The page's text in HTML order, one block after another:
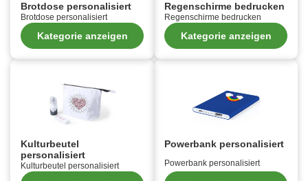
Brotdose personalisiert
Brotdose personalisiert
Kategorie anzeigen
Regenschirme bedrucken
Regenschirme bedrucken
Kategorie anzeigen
Kulturbeutel
personalisiert
Kulturbeutel personalisiert
Powerbank personalisiert
Powerbank personalisiert